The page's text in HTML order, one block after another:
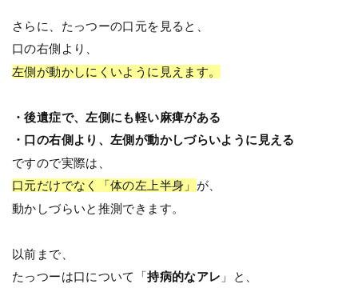
さらに、たっつーの口元を見ると、
口の右側より、
左側が動かしにくいように見えます。
・後遺症で、左側にも軽い麻痺がある
・口の右側より、左側が動かしづらいように見える
ですので実際は、
口元だけでなく「体の左上半身」 が、
動かしづらいと推測できます。
以前まで、
たっつーは口について「持病的なアレ 」と、